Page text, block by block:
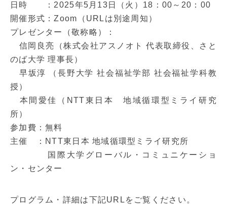
日時 ：2025年5月13日（火）18：00～20：00
開催形式：Zoom（URLは別途周知）
プレゼンター（敬称略）：
信岡良亮（株式会社アスノオト 代表取締役、さと
のば大学 理事長）
早坂淳 （長野大学 社会福祉学部 社会福祉学科教
授）
本間愛佳（NTT東日本 地域循環型ミライ研究
所）
参加費：無料
主催 ：NTT東日本 地域循環型ミライ研究所
国際大学グローバル・コミュニケーショ
ン・センター
プログラム・詳細は下記URLをご覧ください。